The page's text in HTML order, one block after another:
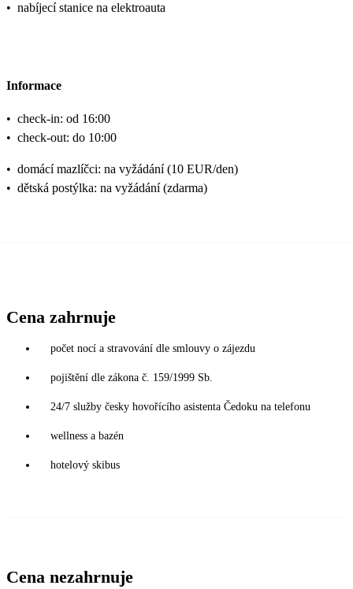
• nabíjecí stanice na elektroauta
Informace
• check-in: od 16:00
• check-out: do 10:00
• domácí mazlíčci: na vyžádání (10 EUR/den)
• dětská postýlka: na vyžádání (zdarma)
Cena zahrnuje
počet nocí a stravování dle smlouvy o zájezdu
pojištění dle zákona č. 159/1999 Sb.
24/7 služby česky hovořícího asistenta Čedoku na telefonu
wellness a bazén
hotelový skibus
Cena nezahrnuje